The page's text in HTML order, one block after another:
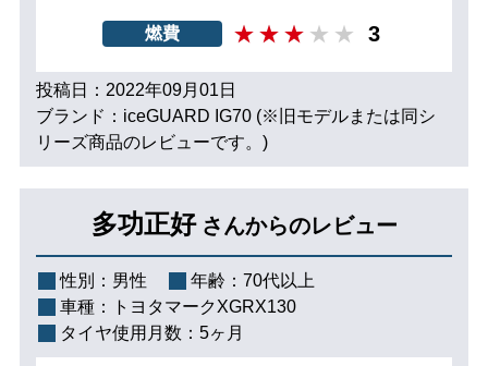
燃費 3
投稿日：2022年09月01日
ブランド：iceGUARD IG70 (※旧モデルまたは同シ
リーズ商品のレビューです。)
多功正好 さんからのレビュー
性別： 男性 年齢： 70代以上
車種：
トヨタマークXGRX130
タイヤ使用月数： 5ヶ月